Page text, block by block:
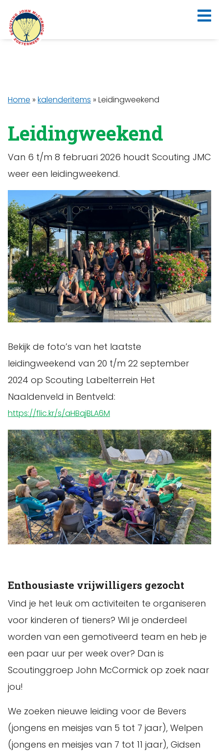
Home » kalenderitems » Leidingweekend
Leidingweekend
Van 6 t/m 8 februari 2026 houdt Scouting JMC
weer een leidingweekend.
Bekijk de foto’s van het laatste
leidingweekend van 20 t/m 22 september
2024 op Scouting Labelterrein Het
Naaldenveld in Bentveld:
https://flic.kr/s/aHBqjBLA6M
Enthousiaste vrijwilligers gezocht
Vind je het leuk om activiteiten te organiseren
voor kinderen of tieners? Wil je onderdeel
worden van een gemotiveerd team en heb je
een paar uur per week over? Dan is
Scoutinggroep John McCormick op zoek naar
jou!
We zoeken nieuwe leiding voor de Bevers
(jongens en meisjes van 5 tot 7 jaar), Welpen
(jongens en meisjes van 7 tot 11 jaar), Gidsen